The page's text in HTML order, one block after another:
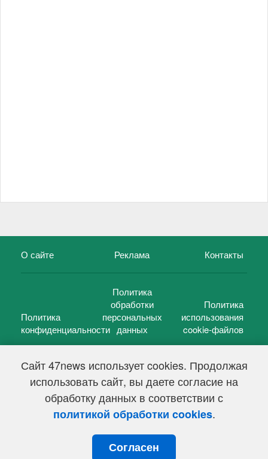
Сайт 47news использует cookies. Продолжая
использовать сайт, вы даете согласие на
обработку данных в соответствии с
политикой обработки cookies.
Согласен
О сайте Реклама Контакты
Политика
конфиденциальности
Политика
обработки
персональных
данных
Политика
использования
cookie-файлов
47 новостей (47 news)2005 — 2026 г.
Свидетельство о регистрации СМИ Эл № ФС 77-39848, выдано
Федеральной службой по надзору в сфере связи,
информационных технологий и массовых коммуникаций